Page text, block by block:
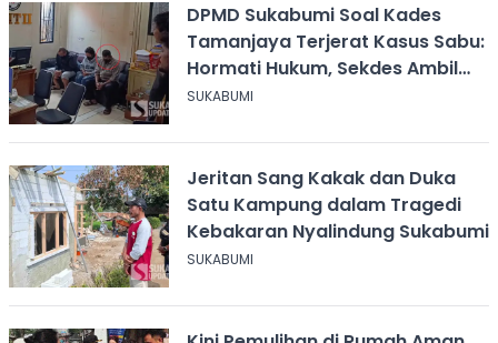
DPMD Sukabumi Soal Kades
Tamanjaya Terjerat Kasus Sabu:
Hormati Hukum, Sekdes Ambil
Alih Pelayanan
SUKABUMI
Jeritan Sang Kakak dan Duka
Satu Kampung dalam Tragedi
Kebakaran Nyalindung Sukabumi
SUKABUMI